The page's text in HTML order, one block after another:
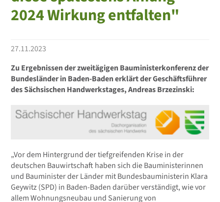
2024 Wirkung entfalten"
27.11.2023
Zu Ergebnissen der zweitägigen Bauministerkonferenz der
Bundesländer in Baden-Baden erklärt der Geschäftsführer
des Sächsischen Handwerkstages, Andreas Brzezinski:
„Vor dem Hintergrund der tiefgreifenden Krise in der
deutschen Bauwirtschaft haben sich die Bauministerinnen
und Bauminister der Länder mit Bundesbauministerin Klara
Geywitz (SPD) in Baden-Baden darüber verständigt, wie vor
allem Wohnungsneubau und Sanierung von